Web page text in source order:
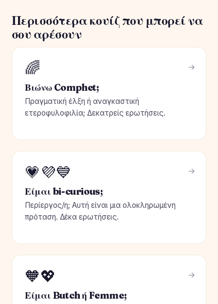
Περισσότερα κουίζ που μπορεί να
σου αρέσουν
🌈
Βιώνω Comphet;
Πραγματική έλξη ή αναγκαστική
ετεροφυλοφιλία; Δεκατρείς ερωτήσεις.
💗💜💙
Είμαι bi-curious;
Περίεργος/η; Αυτή είναι μια ολοκληρωμένη
πρόταση. Δέκα ερωτήσεις.
🧡💖
Είμαι Butch ή Femme;